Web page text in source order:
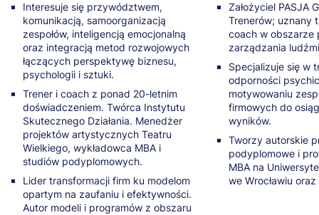
Interesuje się przywództwem,
komunikacją, samoorganizacją
zespołów, inteligencją emocjonalną
oraz integracją metod rozwojowych
łączących perspektywę biznesu,
psychologii i sztuki.
Trener i coach z ponad 20-letnim
doświadczeniem. Twórca Instytutu
Skutecznego Działania. Menedżer
projektów artystycznych Teatru
Wielkiego, wykładowca MBA i
studiów podyplomowych.
Lider transformacji firm ku modelom
opartym na zaufaniu i efektywności.
Autor modeli i programów z obszaru
Założyciel PASJA
Trenerów; uznany
coach w obszarze
zarządzania
Specjalizuje się w
odporności
motywowaniu
firmowych do
wyników.
Tworzy autorskie
podyplomowe i
MBA na
we Wrocławiu